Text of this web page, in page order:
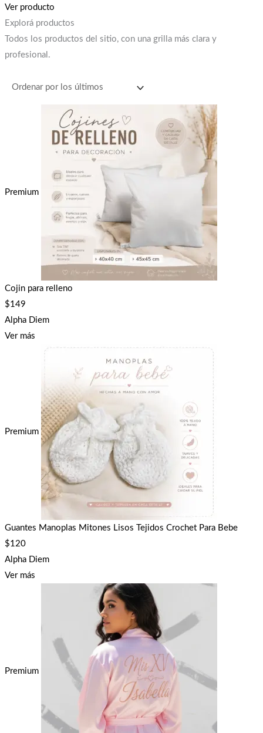
Ver producto
Explorá productos
Todos los productos del sitio, con una grilla más clara y
profesional.
Premium
Cojin para relleno
$149
Alpha Diem
Ver más
Premium
Guantes Manoplas Mitones Lisos Tejidos Crochet Para Bebe
$120
Alpha Diem
Ver más
Premium